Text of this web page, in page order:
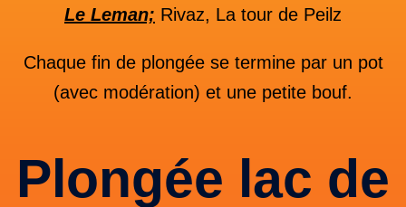
Le Leman; Rivaz, La tour de Peilz
Chaque fin de plongée se termine par un pot
(avec modération) et une petite bouf.
Plongée lac de